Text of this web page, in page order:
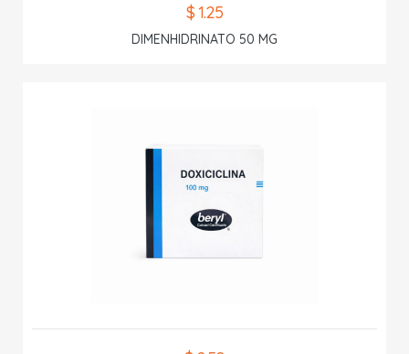
$ 1.25
DIMENHIDRINATO 50 MG